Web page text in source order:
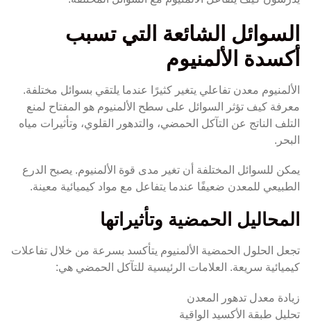
السوائل الشائعة التي تسبب
أكسدة الألمنيوم
الألمنيوم معدن تفاعلي يتغير كثيرًا عندما يلتقي بسوائل مختلفة.
معرفة كيف تؤثر السوائل على سطح الألمنيوم هو المفتاح لمنع
التلف الناتج عن التآكل الحمضي، والتدهور القلوي، وتأثيرات مياه
البحر.
يمكن للسوائل المختلفة أن تغير مدى قوة الألمنيوم. يصبح الدرع
الطبيعي للمعدن ضعيفًا عندما يتفاعل مع مواد كيميائية معينة.
المحاليل الحمضية وتأثيراتها
تجعل الحلول الحمضية الألمنيوم يتأكسد بسرعة من خلال تفاعلات
كيميائية سريعة. العلامات الرئيسية للتآكل الحمضي هي:
زيادة معدل تدهور المعدن
تحليل طبقة الأكسيد الواقية